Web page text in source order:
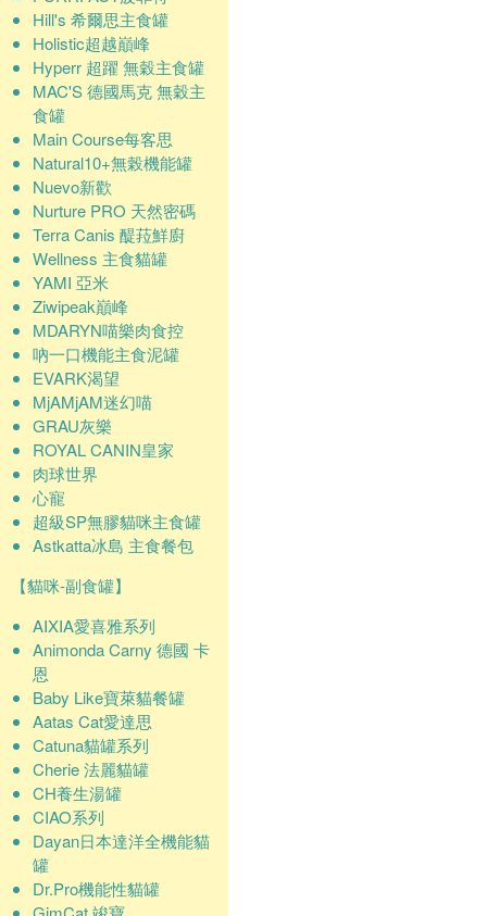
Hill's 希爾思主食罐
Holistic超越巔峰
Hyperr 超躍 無穀主食罐
MAC'S 德國馬克 無穀主
食罐
Main Course每客思
Natural10+無榖機能罐
Nuevo新歡
Nurture PRO 天然密碼
Terra Canis 醍菈鮮廚
Wellness 主食貓罐
YAMI 亞米
Ziwipeak巔峰
MDARYN喵樂肉食控
吶一口機能主食泥罐
EVARK渴望
MjAMjAM迷幻喵
GRAU灰樂
ROYAL CANIN皇家
肉球世界
心寵
超級SP無膠貓咪主食罐
Astkatta冰島 主食餐包
【貓咪-副食罐】
AIXIA愛喜雅系列
Animonda Carny 德國 卡
恩
Baby Like寶萊貓餐罐
Aatas Cat愛達思
Catuna貓罐系列
Cherie 法麗貓罐
CH養生湯罐
CIAO系列
Dayan日本達洋全機能貓
罐
Dr.Pro機能性貓罐